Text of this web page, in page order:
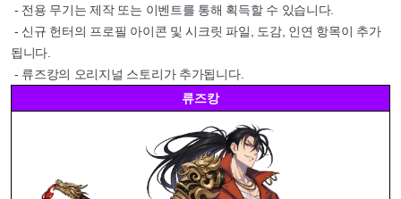
- 전용 무기는 제작 또는 이벤트를 통해 획득할 수 있습니다.
- 신규 헌터의 프로필 아이콘 및 시크릿 파일, 도감, 인연 항목이 추가
됩니다.
- 류즈캉의 오리지널 스토리가 추가됩니다.
류즈캉